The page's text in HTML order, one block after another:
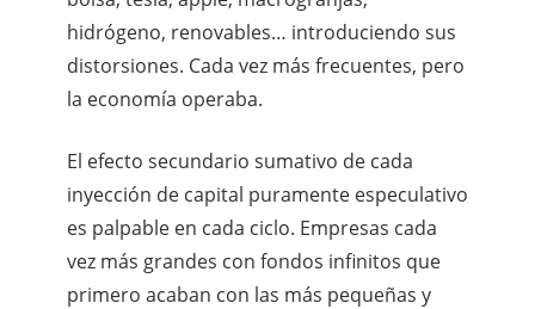
hidrógeno, renovables… introduciendo sus
distorsiones. Cada vez más frecuentes, pero
la economía operaba.
El efecto secundario sumativo de cada
inyección de capital puramente especulativo
es palpable en cada ciclo. Empresas cada
vez más grandes con fondos infinitos que
primero acaban con las más pequeñas y